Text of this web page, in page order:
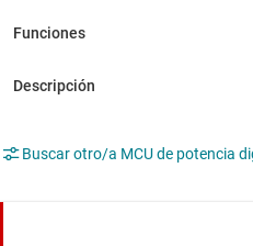
Buscar otro/a MCU de potencia